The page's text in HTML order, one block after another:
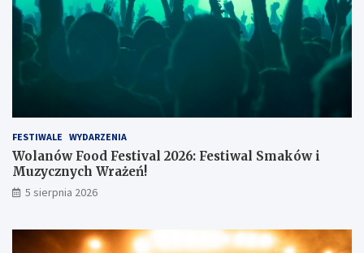
FESTIWALE WYDARZENIA
Wolanów Food Festival 2026: Festiwal Smaków i
Muzycznych Wrażeń!
5 sierpnia 2026